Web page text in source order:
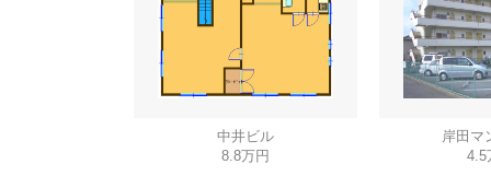
中井ビル
8.8万円
岸田マ
4.5